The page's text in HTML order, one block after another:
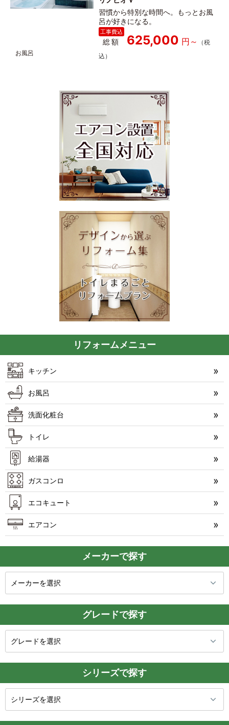
習慣から特別な時間へ。もっとお風
呂が好きになる。
総額 625,000
リフォームメニュー
キッチン
お風呂
洗面化粧台
トイレ
給湯器
ガスコンロ
エコキュート
エアコン
メーカーで探す
グレードで探す
シリーズで探す